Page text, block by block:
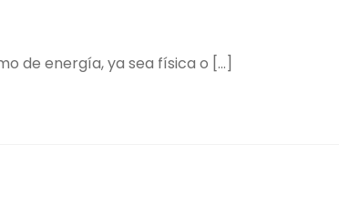
de energía, ya sea física o […]